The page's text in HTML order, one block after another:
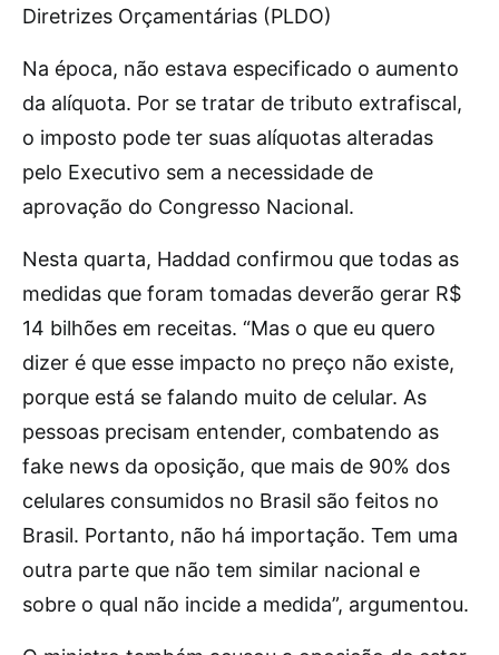
Diretrizes Orçamentárias (PLDO)
Na época, não estava especificado o aumento
da alíquota. Por se tratar de tributo extrafiscal,
o imposto pode ter suas alíquotas alteradas
pelo Executivo sem a necessidade de
aprovação do Congresso Nacional.
Nesta quarta, Haddad confirmou que todas as
medidas que foram tomadas deverão gerar R$
14 bilhões em receitas. “Mas o que eu quero
dizer é que esse impacto no preço não existe,
porque está se falando muito de celular. As
pessoas precisam entender, combatendo as
fake news da oposição, que mais de 90% dos
celulares consumidos no Brasil são feitos no
Brasil. Portanto, não há importação. Tem uma
outra parte que não tem similar nacional e
sobre o qual não incide a medida”, argumentou.